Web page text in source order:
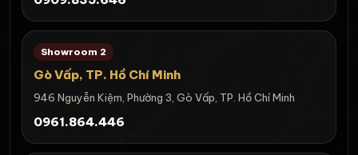
Showroom 2
Gò Vấp, TP. Hồ Chí Minh
946 Nguyễn Kiệm, Phường 3, Gò Vấp, TP. Hồ Chí Minh
0961.864.446